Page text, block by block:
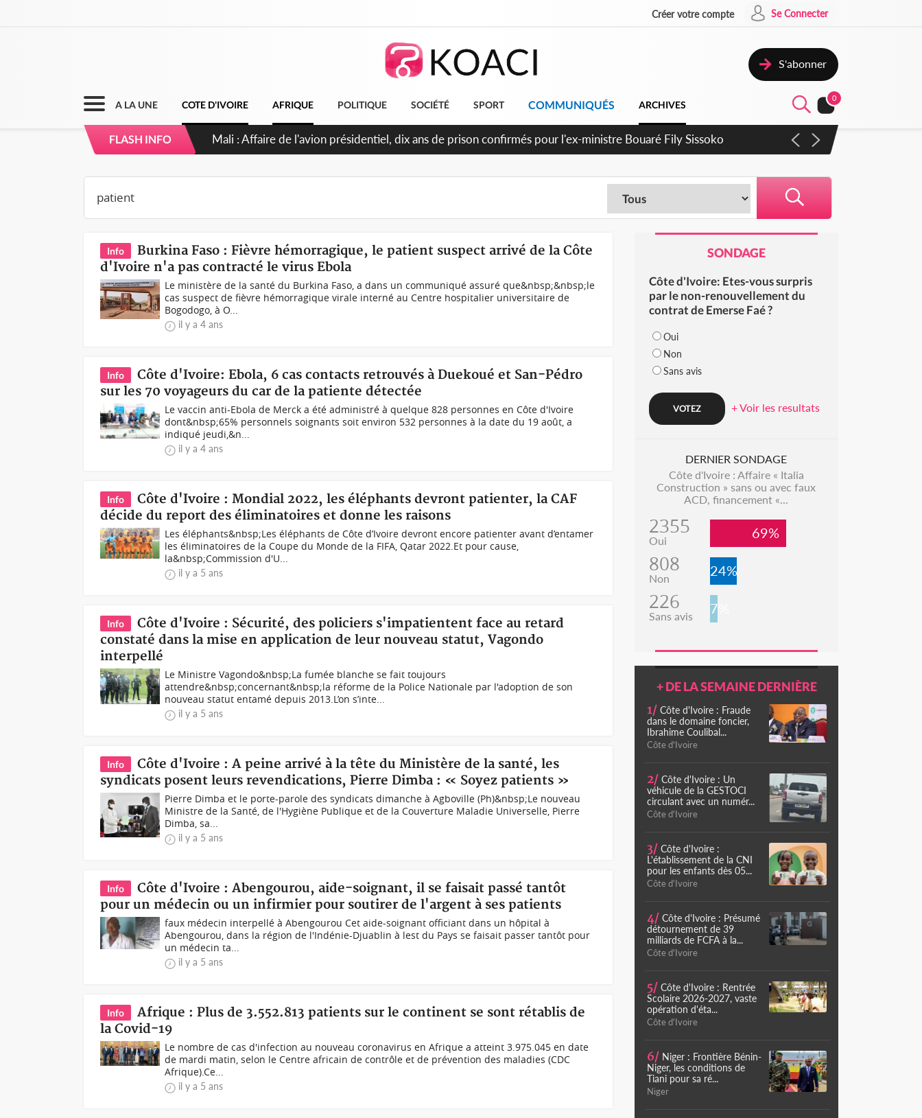
Créer votre compte Se Connecter
S'abonner
A LA UNE COTE D'IVOIRE AFRIQUE POLITIQUE SOCIÉTÉ SPORT COMMUNIQUÉS ARCHIVES
0
FLASH INFO Nigeria : Le Togo et le Cameroun principaux acheteurs des produits de la raffinerie Dangote en juillet
Info
Burkina Faso : Fièvre hémorragique, le patient suspect arrivé de la Côte
d'Ivoire n'a pas contracté le virus Ebola
Le ministère de la santé du Burkina Faso, a dans un communiqué assuré que&nbsp;&nbsp;le
cas suspect de fièvre hémorragique virale interné au Centre hospitalier universitaire de
Bogodogo, à O...
il y a 4 ans
Info
Côte d'Ivoire: Ebola, 6 cas contacts retrouvés à Duekoué et San-Pédro
sur les 70 voyageurs du car de la patiente détectée
Le vaccin anti-Ebola de Merck a été administré à quelque 828 personnes en Côte d'Ivoire
dont&nbsp;65% personnels soignants soit environ 532 personnes à la date du 19 août, a
indiqué jeudi,&n...
il y a 4 ans
Info
Côte d'Ivoire : Mondial 2022, les éléphants devront patienter, la CAF
décide du report des éliminatoires et donne les raisons
Les éléphants&nbsp;Les éléphants de Côte d’Ivoire devront encore patienter avant d’entamer
les éliminatoires de la Coupe du Monde de la FIFA, Qatar 2022.Et pour cause,
la&nbsp;Commission d'U...
il y a 5 ans
Info
Côte d'Ivoire : Sécurité, des policiers s'impatientent face au retard
constaté dans la mise en application de leur nouveau statut, Vagondo
interpellé
Le Ministre Vagondo&nbsp;La fumée blanche se fait toujours
attendre&nbsp;concernant&nbsp;la réforme de la Police Nationale par l'adoption de son
nouveau statut entamé depuis 2013.L’on s’inte...
il y a 5 ans
Info
Côte d'Ivoire : A peine arrivé à la tête du Ministère de la santé, les
syndicats posent leurs revendications, Pierre Dimba : « Soyez patients »
Pierre Dimba et le porte-parole des syndicats dimanche à Agboville (Ph)&nbsp;Le nouveau
Ministre de la Santé, de l'Hygiène Publique et de la Couverture Maladie Universelle, Pierre
Dimba, sa...
il y a 5 ans
Info
Côte d'Ivoire : Abengourou, aide-soignant, il se faisait passé tantôt
pour un médecin ou un infirmier pour soutirer de l'argent à ses patients
faux médecin interpellé à Abengourou Cet aide-soignant officiant dans un hôpital à
Abengourou, dans la région de l'Indénie-Djuablin à lest du Pays se faisait passer tantôt pour
un médecin ta...
il y a 5 ans
Info
Afrique : Plus de 3.552.813 patients sur le continent se sont rétablis de
la Covid-19
Le nombre de cas d'infection au nouveau coronavirus en Afrique a atteint 3.975.045 en date
de mardi matin, selon le Centre africain de contrôle et de prévention des maladies (CDC
Afrique).Ce...
il y a 5 ans
SONDAGE
Côte d'Ivoire: Etes-vous surpris
par le non-renouvellement du
contrat de Emerse Faé ?
Oui
Non
Sans avis
+ Voir les resultats
DERNIER SONDAGE
Côte d'Ivoire : Affaire « Italia
Construction » sans ou avec faux
ACD, financement «...
2355
Oui 69%
808
Non 24%
226
Sans avis 7%
+ DE LA SEMAINE DERNIÈRE
1/ Côte d'Ivoire : Fraude
dans le domaine foncier,
Ibrahime Coulibal...
Côte d'Ivoire
2/ Côte d'Ivoire : Un
véhicule de la GESTOCI
circulant avec un numér...
Côte d'Ivoire
3/ Côte d'Ivoire :
L'établissement de la CNI
pour les enfants dès 05...
Côte d'Ivoire
4/ Côte d'Ivoire : Présumé
détournement de 39
milliards de FCFA à la...
Côte d'Ivoire
5/ Côte d'Ivoire : Rentrée
Scolaire 2026-2027, vaste
opération d'éta...
Côte d'Ivoire
6/ Niger : Frontière Bénin-
Niger, les conditions de
Tiani pour sa ré...
Niger